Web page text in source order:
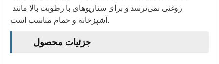
آشپزخانه و حمام مناسب است.
جزئیات محصول